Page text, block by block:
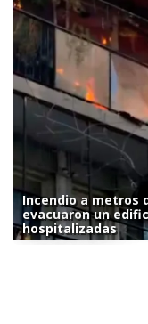
Incendio a metros
evacuaron un
hospitalizadas